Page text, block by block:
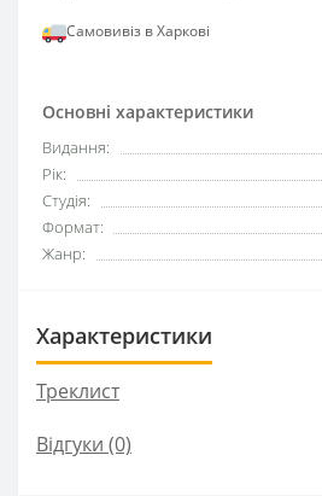
Основні характеристики
Видання:
Рік:
Студія:
Формат:
Жанр:
Самовивіз в Харкові
Характеристики
Треклист
Відгуки (0)